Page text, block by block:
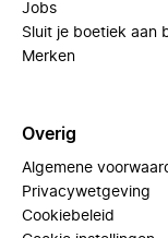
Jobs
Sluit je boetiek aan
Merken
Overig
Algemene
Privacywetgeving
Cookiebeleid